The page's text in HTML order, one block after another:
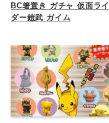
BC箸置き ガチャ 仮面ライ
ダー鎧武 ガイム